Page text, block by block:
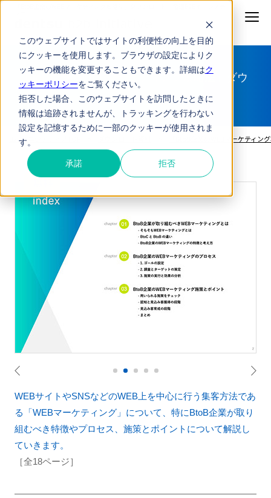
このウェブサイトではサイトの利便性の向上を目的
にクッキーを使用します。ブラウザの設定によりク
ッキーの機能を変更することもできます。詳細はク
ッキーポリシーをご覧ください。
拒否した場合、このウェブサイトを訪問したときに
情報は追跡されませんが、トラッキングを行わない
設定を記憶するために一部のクッキーが使用されま
す。
承諾 拒否
「BtoB企業のWEBマーケティング攻略法」ダウ
ンロード
B2BイニシアティブTOP 「BtoB企業のWEBマーケティン
WEBサイトやSNSなどのWEB上を中心に行う集客方法であ
る「WEBマーケティング」について、特にBtoB企業が取り
組むべき特徴やプロセス、施策とポイント について解説し
ていきます。
［全18ページ］